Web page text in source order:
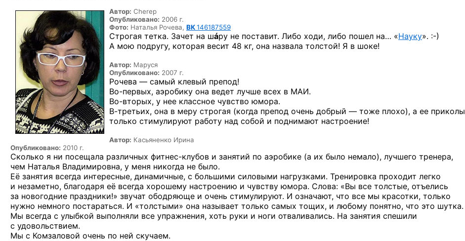
Автор: Cherep
Опубликовано: 2006 г.
Фото: Наталья Рочева, ВК146187559
Строгая тетка. Зачет на шáру не поставит. Либо ходи, либо пошел на… «Науку». :-)
А мою подругу, которая весит 48 кг, она назвала толстой! Я в шоке!
Автор: Маруся
Опубликовано: 2007 г.
Рочева — самый клевый препод!
Во-первых, аэробику она ведет лучше всех в МАИ.
Во-вторых, у нее классное чувство юмора.
В-третьих, она в меру строгая (когда препод очень добрый — тоже плохо), а ее приколы
только стимулируют работу над собой и поднимают настроение!
Автор: Касьяненко Ирина
Опубликовано: 2010 г.
Сколько я ни посещала различных фитнес-клубов и занятий по аэробике (а их было немало), лучшего тренера,
чем Наталья Владимировна, у меня никогда не было.
Её занятия всегда интересные, динамичные, с большими силовыми нагрузками. Тренировка проходит легко
и незаметно, благодаря её всегда хорошему настроению и чувству юмора. Слова: «Вы все толстые, отъелись
за новогодние праздники!» звучат ободряюще и очень стимулируют. И означают, что все мы красотки, только
нужно немного постараться. И «толстыми» она называет только самых тощих, и любому понятно, что это шутка.
Мы всегда с улыбкой выполняли все упражнения, хоть руки и ноги отваливались. На занятия спешили
с удовольствием.
Мы с Комзаловой очень по ней скучаем.